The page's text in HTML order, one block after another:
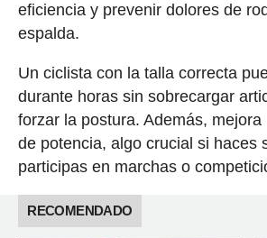
eficiencia y prevenir dolores de
espalda.
Un ciclista con la talla correcta
durante horas sin sobrecargar
forzar la postura. Además, mejora
de potencia, algo crucial si haces
participas en marchas o
RECOMENDADO